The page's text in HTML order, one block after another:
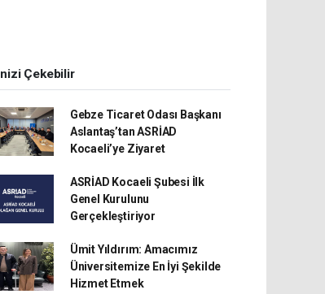
Çekebilir
Gebze Ticaret Odası Başkanı
Aslantaş’tan ASRİAD
Kocaeli’ye Ziyaret
ASRİAD Kocaeli Şubesi İlk
Genel Kurulunu
Gerçekleştiriyor
Ümit Yıldırım: Amacımız
Üniversitemize En İyi Şekilde
Hizmet Etmek